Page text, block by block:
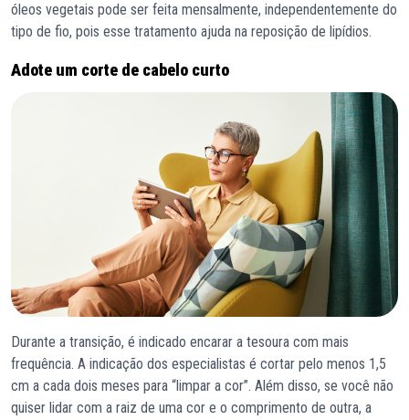
óleos vegetais pode ser feita mensalmente, independentemente do
tipo de fio, pois esse tratamento ajuda na reposição de lipídios.
Adote um corte de cabelo curto
Durante a transição, é indicado encarar a tesoura com mais
frequência. A indicação dos especialistas é cortar pelo menos 1,5
cm a cada dois meses para “limpar a cor”. Além disso, se você não
quiser lidar com a raiz de uma cor e o comprimento de outra, a